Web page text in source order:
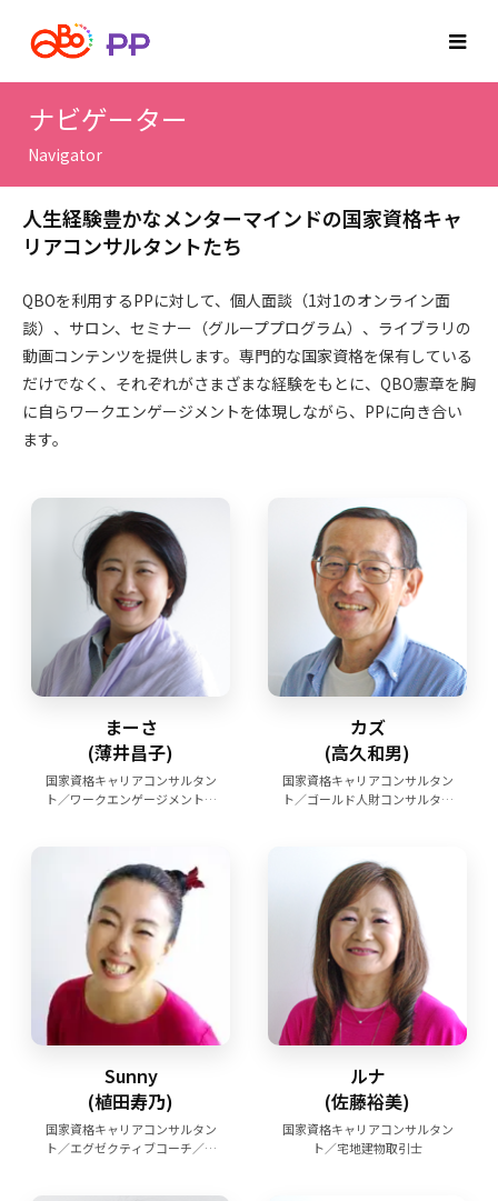
ナビゲーター
Navigator
人生経験豊かなメンターマインドの国家資格キャ
リアコンサルタントたち
QBOを利用するPPに対して、個人面談（1対1のオンライン面
談）、サロン、セミナー（グループプログラム）、ライブラリの
動画コンテンツを提供します。専門的な国家資格を保有している
だけでなく、それぞれがさまざまな経験をもとに、QBO憲章を胸
に自らワークエンゲージメントを体現しながら、PPに向き合い
ます。
まーさ
(薄井昌子)
国家資格キャリアコンサルタン
ト／ワークエンゲージメントコ
カズ
(高久和男)
国家資格キャリアコンサルタン
ト／ゴールド人財コンサルタン
Sunny
(植田寿乃)
国家資格キャリアコンサルタン
ト／エグゼクティブコーチ／ワ
ルナ
(佐藤裕美)
国家資格キャリアコンサルタン
ト／宅地建物取引士